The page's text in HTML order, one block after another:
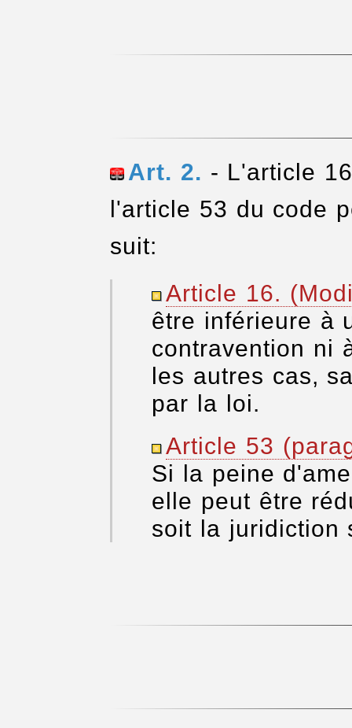
Art. 2. - L'article
l'article 53 du code
suit:
Article 16.
être inférieure à
contravention ni
les autres cas,
par la loi.
Article 53
Si la peine
elle peut être
soit la juridiction